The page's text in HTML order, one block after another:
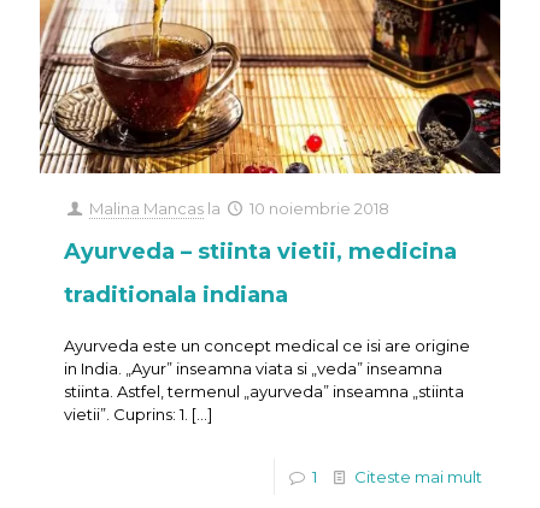
Malina Mancas la 10 noiembrie 2018
Ayurveda – stiinta vietii, medicina
traditionala indiana
Ayurveda este un concept medical ce isi are origine
in India. „Ayur” inseamna viata si „veda” inseamna
stiinta. Astfel, termenul „ayurveda” inseamna „stiinta
vietii”. Cuprins: 1. […]
1 Citeste mai mult